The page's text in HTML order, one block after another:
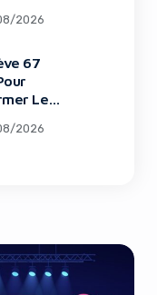
2026
67
Le
2026